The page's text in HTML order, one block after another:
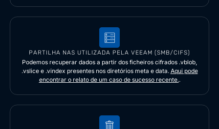
PARTILHA NAS UTILIZADA PELA VEEAM (SMB/CIFS)
Podemos recuperar dados a partir dos ficheiros cifrados .vblob,
.vslice e .vindex presentes nos diretórios meta e data. Aqui pode
encontrar o relato de um caso de sucesso recente..